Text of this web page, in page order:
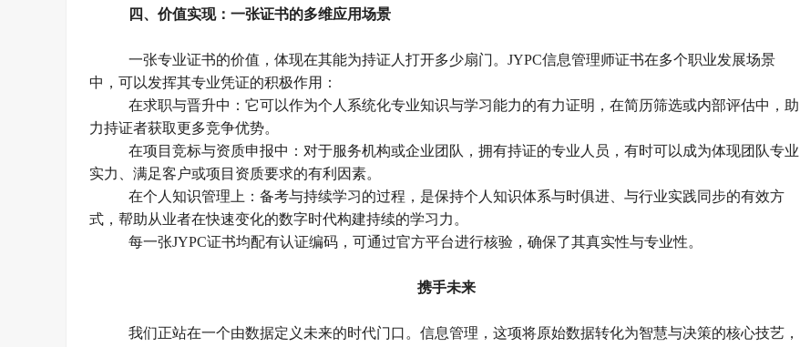
四、 价值实现：一张证书的多维应用场景
一张专业证书的价值，体现在其能为持证人打开多少扇门。 JYPC信息管理师证书在多个职业发展场景
中，可以发挥其专业凭证的积极作用：
在求职与晋升中：它可以作为个人系统化专业知识与学习能力的有力证明，在简历筛选或内部评估中， 助
力持证者获取更多竞争优势。
在项目竞标与资质申报中：对于服务机构或企业团队，拥有持证的专业人员，有时可以成为体现团队专业
实力、满足客户或项目资质要求的有利因素。
在个人知识管理上：备考与持续学习的过程，是保持个人知识体系与时俱进、与行业实践同步的有效方
式，帮助从业者在快速变化的数字时代构建持续的学习力。
每一张JYPC证书均配有认证编码，可通过官方平台进行核验，确保了其真实性与专业性。
携手未来
我们正站在一个由数据定义未来的时代门口。信息管理，这项将原始数据转化为智慧与决策的核心技艺，